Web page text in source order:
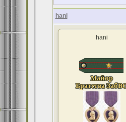
hani
hani